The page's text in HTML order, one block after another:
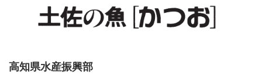
高知県水産振興部